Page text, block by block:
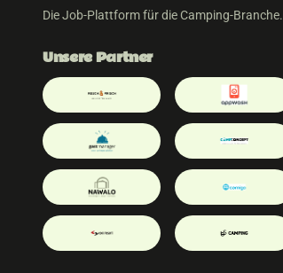
Die Job-Plattform für die Camping-Branche.
Unsere Partner